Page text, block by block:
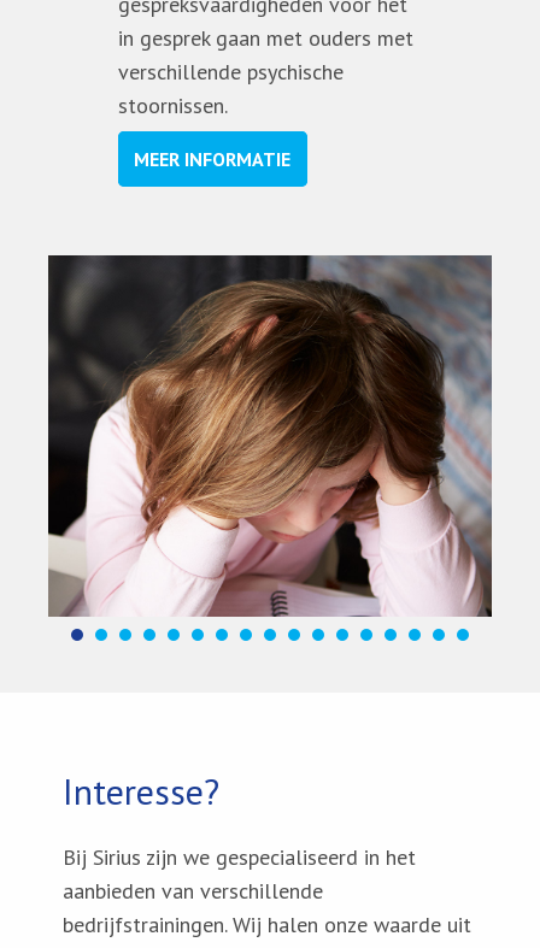
in gesprek gaan met ouders met
verschillende psychische
stoornissen.
MEER INFORMATIE
Interesse?
Bij Sirius zijn we gespecialiseerd in het
aanbieden van verschillende
bedrijfstrainingen. Wij halen onze waarde uit